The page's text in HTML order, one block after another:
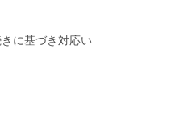
に基づき対応い